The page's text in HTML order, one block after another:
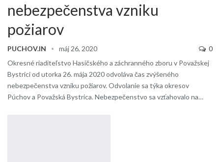
nebezpečenstva vzniku
požiarov
PUCHOV.IN máj 26, 2020
0
Okresné riaditeľstvo Hasičského a záchranného zboru v Považskej
Bystrici od utorka 26. mája 2020 odvoláva čas zvýšeného
nebezpečenstva vzniku požiarov. Odvolanie sa týka okresov
Púchov a Považská Bystrica. Nebezpečenstvo sa vzťahovalo na…